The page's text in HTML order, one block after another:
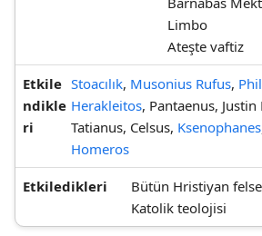
Limbo
Ateşte vaftiz
Etkile
ndikle
ri
Stoacılık, Musonius Rufus,
Herakleitos, Pantaenus,
Tatianus, Celsus, Ksenophanes
Homeros
Etkiledikleri
Bütün Hristiyan
Katolik teolojisi